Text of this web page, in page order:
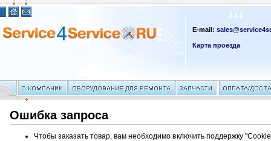
E-mail:
Карта проезда
Ошибка запроса
Чтобы заказать товар, вам необходимо включить поддержку